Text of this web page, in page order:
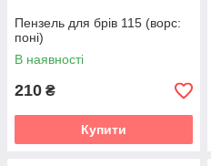
Пензель для брів 115 (ворс:
поні)
В наявності
210 ₴
Купити